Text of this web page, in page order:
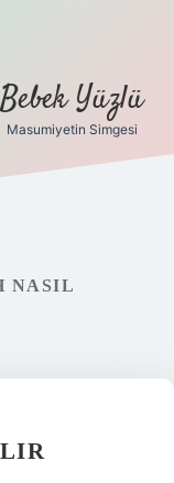
Bebek Yüzlü
Masumiyetin Simgesi
NASIL